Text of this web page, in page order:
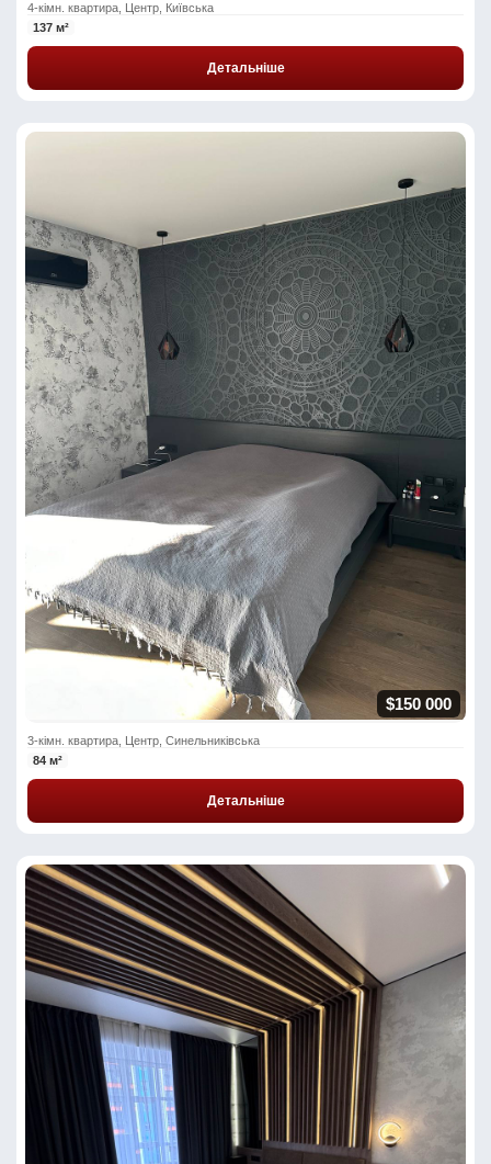
4-кімн. квартира, Центр, Київська
137 м²
Детальніше
$150 000
3-кімн. квартира, Центр, Синельниківська
84 м²
Детальніше